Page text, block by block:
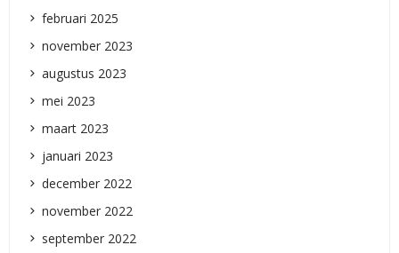
februari 2025
november 2023
augustus 2023
mei 2023
maart 2023
januari 2023
december 2022
november 2022
september 2022